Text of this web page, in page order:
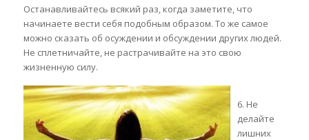
Останавливайтесь всякий раз, когда заметите, что
начинаете вести себя подобным образом. То же самое
можно сказать об осуждении и обсуждении других людей.
Не сплетничайте, не растрачивайте на это свою
жизненную силу.
6. Не
делайте
лишних